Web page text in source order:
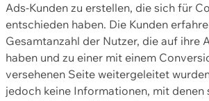
Ads-Kunden zu erstellen, die sich für
entschieden haben. Die Kunden
Gesamtanzahl der Nutzer, die auf ihre
haben und zu einer mit einem
versehenen Seite weitergeleitet
jedoch keine Informationen, mit denen